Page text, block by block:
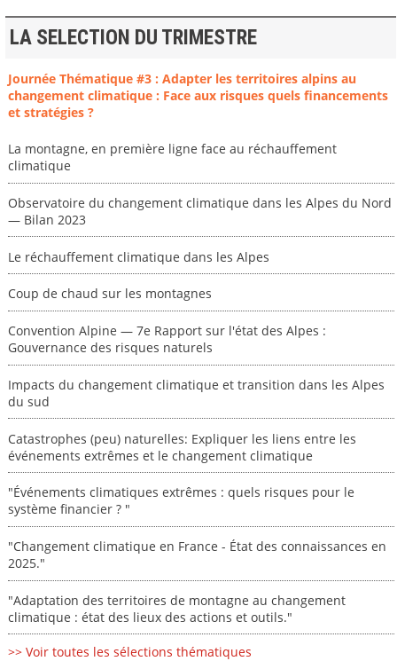
LA SELECTION DU TRIMESTRE
Journée Thématique #3 : Adapter les territoires alpins au
changement climatique : Face aux risques quels financements
et stratégies ?
La montagne, en première ligne face au réchauffement
climatique
Observatoire du changement climatique dans les Alpes du Nord
— Bilan 2023
Le réchauffement climatique dans les Alpes
Coup de chaud sur les montagnes
Convention Alpine — 7e Rapport sur l'état des Alpes :
Gouvernance des risques naturels
Impacts du changement climatique et transition dans les Alpes
du sud
Catastrophes (peu) naturelles: Expliquer les liens entre les
événements extrêmes et le changement climatique
"Événements climatiques extrêmes : quels risques pour le
système financier ? "
"Changement climatique en France - État des connaissances en
2025."
"Adaptation des territoires de montagne au changement
climatique : état des lieux des actions et outils."
>> Voir toutes les sélections thématiques